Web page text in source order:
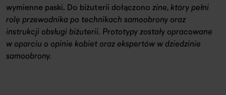
wymienne paski. Do biżuterii dołączono zine , który pełni
rolę przewodnika po technikach samoobrony oraz
instrukcji obsługi biżuterii. Prototypy zostały opracowane
w oparciu o opinie kobiet oraz ekspertów w dziedzinie
samoobrony.